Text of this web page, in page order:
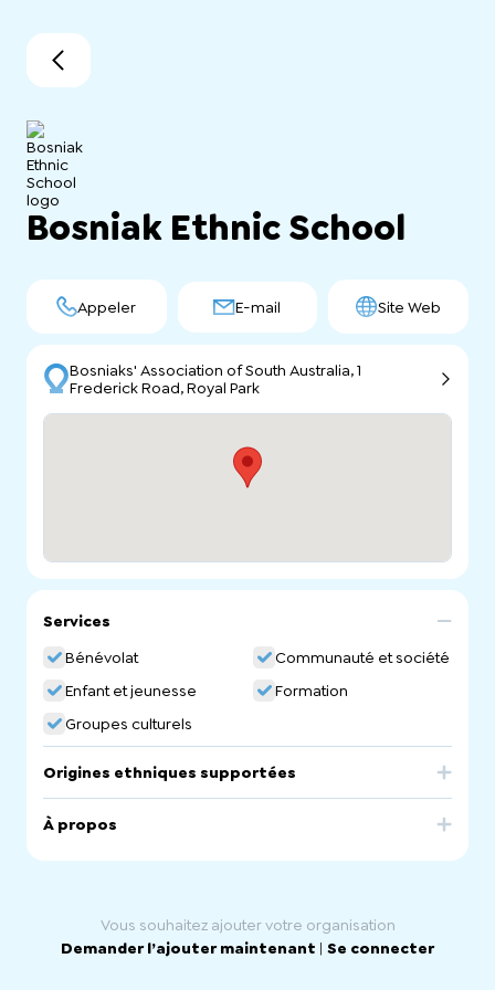
Bosniak Ethnic School
Appeler E-mail Site Web
Bosniaks' Association of South Australia, 1
Frederick Road, Royal Park
Services
Bénévolat
Communauté et société
Enfant et jeunesse
Formation
Groupes culturels
Origines ethniques supportées
À propos
Vous souhaitez ajouter votre organisation
Demander l’ajouter maintenant | Se connecter